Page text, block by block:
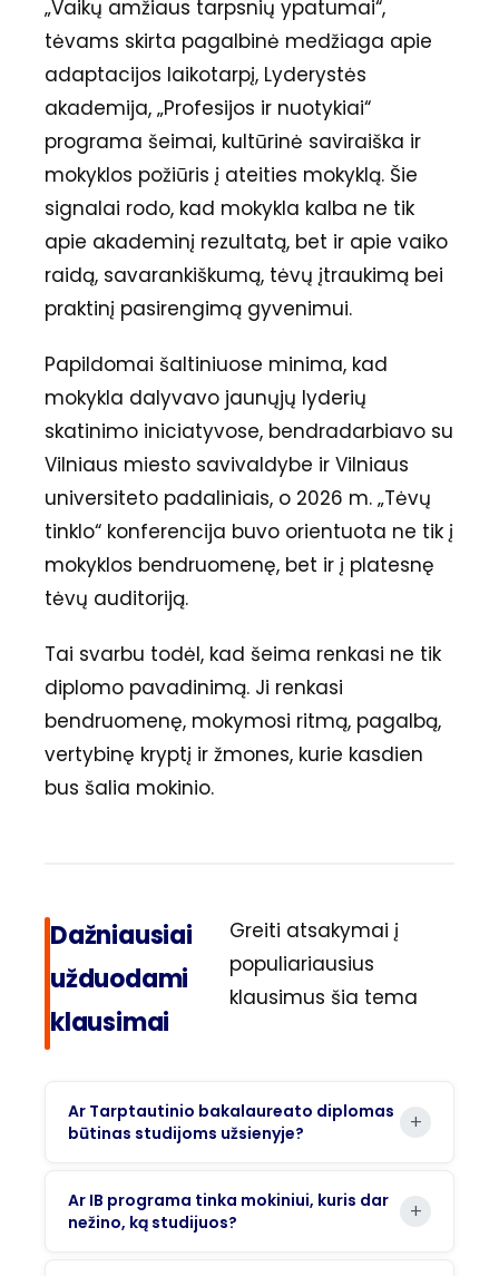
„Vaikų amžiaus tarpsnių ypatumai“,
tėvams skirta pagalbinė medžiaga apie
adaptacijos laikotarpį, Lyderystės
akademija, „Profesijos ir nuotykiai“
programa šeimai, kultūrinė saviraiška ir
mokyklos požiūris į ateities mokyklą. Šie
signalai rodo, kad mokykla kalba ne tik
apie akademinį rezultatą, bet ir apie vaiko
raidą, savarankiškumą, tėvų įtraukimą bei
praktinį pasirengimą gyvenimui.
Papildomai šaltiniuose minima, kad
mokykla dalyvavo jaunųjų lyderių
skatinimo iniciatyvose, bendradarbiavo su
Vilniaus miesto savivaldybe ir Vilniaus
universiteto padaliniais, o 2026 m. „Tėvų
tinklo“ konferencija buvo orientuota ne tik į
mokyklos bendruomenę, bet ir į platesnę
tėvų auditoriją.
Tai svarbu todėl, kad šeima renkasi ne tik
diplomo pavadinimą. Ji renkasi
bendruomenę, mokymosi ritmą, pagalbą,
vertybinę kryptį ir žmones, kurie kasdien
bus šalia mokinio.
Dažniausiai
užduodami
klausimai
Greiti atsakymai į
populiariausius
klausimus šia tema
Ar Tarptautinio bakalaureato diplomas
būtinas studijoms užsienyje?
Ar IB programa tinka mokiniui, kuris dar
nežino, ką studijuos?